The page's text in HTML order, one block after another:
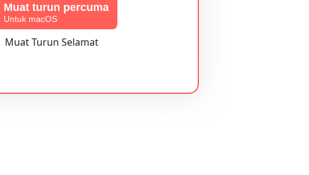
Muat turun percuma
Untuk macOS
Muat Turun Selamat